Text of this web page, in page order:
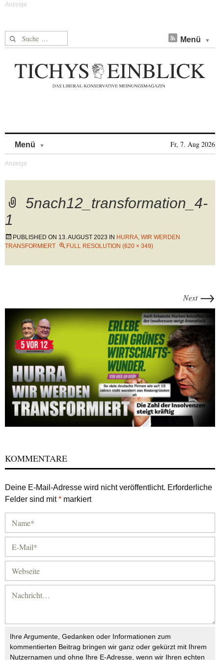
Suche nach: Menü
Menü Fr, 7. Aug 2026
5nach12_transformation_4-
1
PUBLISHED ON 13. AUGUST 2023 IN HURRA, WIR WERDEN
TRANSFORMIERT
FULL RESOLUTION (620 × 349)
Next →
KOMMENTARE
Deine E-Mail-Adresse wird nicht veröffentlicht. Erforderliche
Felder sind mit* markiert
Ihre Argumente, Gedanken oder Informationen zum
kommentierten Beitrag bringen wir ganz oder gekürzt mit Ihrem
Nutzernamen und ohne Ihre E-Adresse, wenn wir Ihren echten